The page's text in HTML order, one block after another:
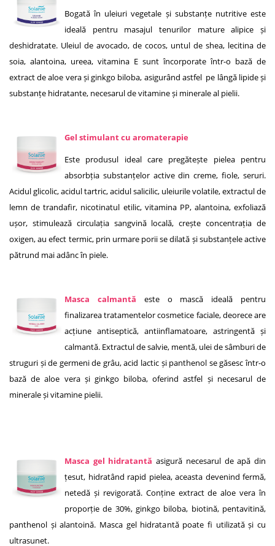
Bogată în uleiuri vegetale și substanțe nutritive este
ideală pentru masajul tenurilor mature alipice și
deshidratate. Uleiul de avocado, de cocos, untul de shea, lecitina de
soia, alantoina, ureea, vitamina E sunt încorporate într-o bază de
extract de aloe vera și ginkgo biloba, asigurând astfel pe lângă lipide și
substanțe hidratante, necesarul de vitamine și minerale al pielii.
Gel stimulant cu aromaterapie
Este produsul ideal care pregătește pielea pentru
absorbția substanțelor active din creme, fiole, seruri.
Acidul glicolic, acidul tartric, acidul salicilic, uleiurile volatile, extractul de
lemn de trandafir, nicotinatul etilic, vitamina PP, alantoina, exfoliază
ușor, stimulează circulația sangvină locală, crește concentrația de
oxigen, au efect termic, prin urmare porii se dilată și substanțele active
pătrund mai adânc în piele.
Masca calmantă este o mască ideală pentru
finalizarea tratamentelor cosmetice faciale, deorece are
acțiune antiseptică, antiinflamatoare, astringentă și
calmantă. Extractul de salvie, mentă, ulei de sâmburi de
struguri și de germeni de grâu, acid lactic și panthenol se găsesc într-o
bază de aloe vera și ginkgo biloba, oferind astfel și necesarul de
minerale și vitamine pielii.
Masca gel hidratantă asigură necesarul de apă din
țesut, hidratând rapid pielea, aceasta devenind fermă,
netedă și revigorată. Conține extract de aloe vera în
proporție de 30%, ginkgo biloba, biotină, pentavitină,
panthenol și alantoină. Masca gel hidratantă poate fi utilizată și cu
ultrasunet.